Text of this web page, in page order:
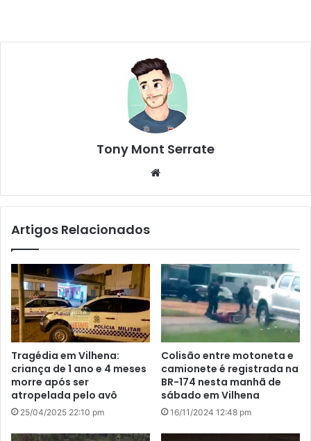
Tony Mont Serrate
te
Artigos Relacionados
Tragédia em Vilhena:
criança de 1 ano e 4 meses
morre após ser
atropelada pelo avô
25/04/2025 22:10 pm
Colisão entre motoneta e
camionete é registrada na
BR-174 nesta manhã de
sábado em Vilhena
16/11/2024 12:48 pm